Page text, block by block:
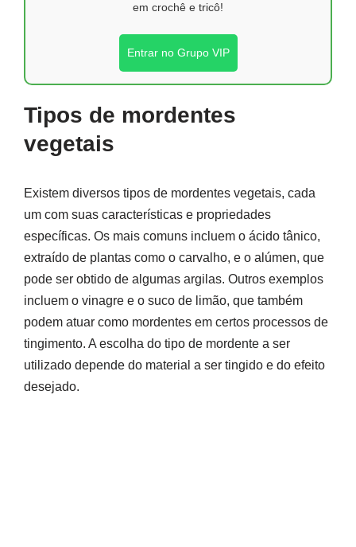
em crochê e tricô!
Entrar no Grupo VIP
Tipos de mordentes
vegetais
Existem diversos tipos de mordentes vegetais, cada
um com suas características e propriedades
específicas. Os mais comuns incluem o ácido tânico,
extraído de plantas como o carvalho, e o alúmen, que
pode ser obtido de algumas argilas. Outros exemplos
incluem o vinagre e o suco de limão, que também
podem atuar como mordentes em certos processos de
tingimento. A escolha do tipo de mordente a ser
utilizado depende do material a ser tingido e do efeito
desejado.